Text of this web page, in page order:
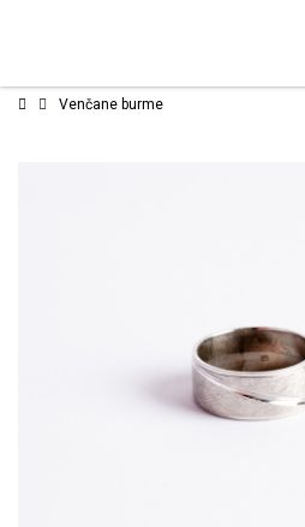
Venčane burme